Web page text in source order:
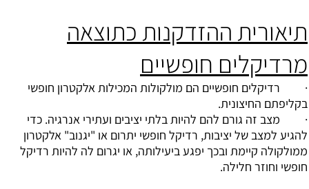
תיאורית ההזדקנות כתוצאה
מרדיקלים חופשיים
· רדיקלים חופשיים הם מולקולות המכילות אלקטרון חופשי
בקליפתם החיצונית.
· מצב זה גורם להם להיות בלתי יציבים ועתירי אנרגיה. כדי
להגיע למצב של יציבות, רדיקל חופשי יתרום או "יגנוב" אלקטרון
ממולקולה קיימת ובכך יפגע ביעילותה, או יגרום לה להיות רדיקל
חופשי וחוזר חלילה.